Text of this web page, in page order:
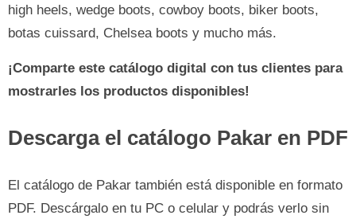
high heels, wedge boots, cowboy boots, biker boots,
botas cuissard, Chelsea boots y mucho más.
¡Comparte este catálogo digital con tus clientes para
mostrarles los productos disponibles!
Descarga el catálogo Pakar en PDF
El catálogo de Pakar también está disponible en formato
PDF. Descárgalo en tu PC o celular y podrás verlo sin